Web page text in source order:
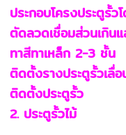
ประกอบโครงประตูรั้ว
ตัดลวดเชื่อมส่วนเกิน
ทาสีทาเหล็ก 2-3 ชั้น
ติดตั้งรางประตูรั้วเลื่อ
ติดตั้งประตูรั้ว
2. ประตูรั้วไม้